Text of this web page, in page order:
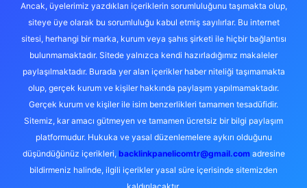
Ancak, üyelerimiz yazdıkları içeriklerin sorumluluğunu taşımakta olup,
siteye üye olarak bu sorumluluğu kabul etmiş sayılırlar. Bu internet
sitesi, herhangi bir marka, kurum veya şahıs şirketi ile hiçbir bağlantısı
bulunmamaktadır. Sitede yalnızca kendi hazırladığımız makaleler
paylaşılmaktadır. Burada yer alan içerikler haber niteliği taşımamakta
olup, gerçek kurum ve kişiler hakkında paylaşım yapılmamaktadır.
Gerçek kurum ve kişiler ile isim benzerlikleri tamamen tesadüfidir.
Sitemiz, kar amacı gütmeyen ve tamamen ücretsiz bir bilgi paylaşım
platformudur. Hukuka ve yasal düzenlemelere aykırı olduğunu
düşündüğünüz içerikleri, backlinkpanelicomtr@gmail.comadresine
bildirmeniz halinde, ilgili içerikler yasal süre içerisinde sitemizden